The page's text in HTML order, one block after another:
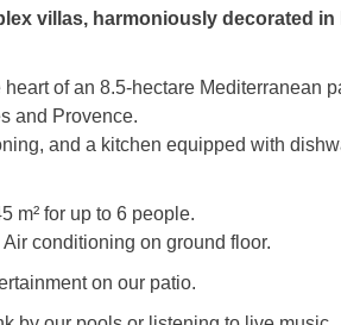
villas, harmoniously decorated in
of an 8.5-hectare Mediterranean
and Provence.
and a kitchen equipped with
m² for up to 6 people.
conditioning on ground floor.
on our patio.